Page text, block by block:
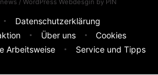
/ WordPress Webdesgin by PIN
Datenschutzerklärung
Über uns
Cookies
Arbeitsweise Service und Tipps